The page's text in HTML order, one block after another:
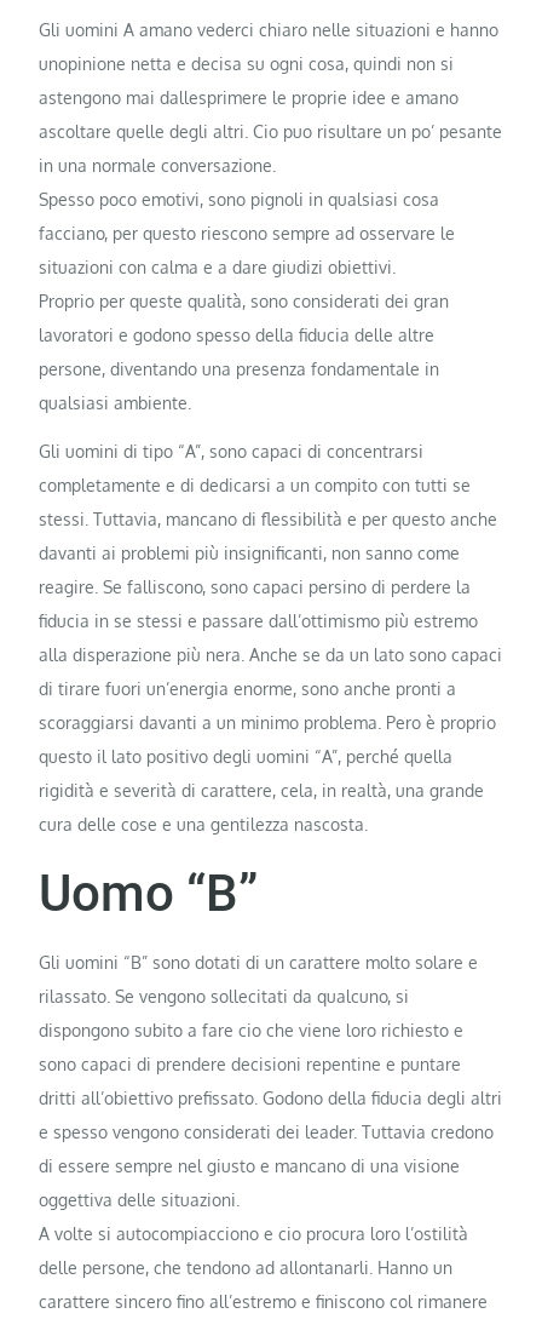
Gli uomini A amano vederci chiaro nelle situazioni e hanno
unopinione netta e decisa su ogni cosa, quindi non si
astengono mai dallesprimere le proprie idee e amano
ascoltare quelle degli altri. Cio puo risultare un po’ pesante
in una normale conversazione.
Spesso poco emotivi, sono pignoli in qualsiasi cosa
facciano, per questo riescono sempre ad osservare le
situazioni con calma e a dare giudizi obiettivi.
Proprio per queste qualità, sono considerati dei gran
lavoratori e godono spesso della fiducia delle altre
persone, diventando una presenza fondamentale in
qualsiasi ambiente.
Gli uomini di tipo “A”, sono capaci di concentrarsi
completamente e di dedicarsi a un compito con tutti se
stessi. Tuttavia, mancano di flessibilità e per questo anche
davanti ai problemi più insignificanti, non sanno come
reagire. Se falliscono, sono capaci persino di perdere la
fiducia in se stessi e passare dall’ottimismo più estremo
alla disperazione più nera. Anche se da un lato sono capaci
di tirare fuori un’energia enorme, sono anche pronti a
scoraggiarsi davanti a un minimo problema. Pero è proprio
questo il lato positivo degli uomini “A”, perché quella
rigidità e severità di carattere, cela, in realtà, una grande
cura delle cose e una gentilezza nascosta.
Uomo “B”
Gli uomini “B” sono dotati di un carattere molto solare e
rilassato. Se vengono sollecitati da qualcuno, si
dispongono subito a fare cio che viene loro richiesto e
sono capaci di prendere decisioni repentine e puntare
dritti all’obiettivo prefissato. Godono della fiducia degli altri
e spesso vengono considerati dei leader. Tuttavia credono
di essere sempre nel giusto e mancano di una visione
oggettiva delle situazioni.
A volte si autocompiacciono e cio procura loro l’ostilità
delle persone, che tendono ad allontanarli. Hanno un
carattere sincero fino all’estremo e finiscono col rimanere